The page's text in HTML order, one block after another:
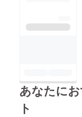
あなたに
ト